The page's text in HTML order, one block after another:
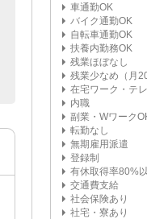
車通勤OK
バイク通勤OK
自転車通勤OK
扶養内勤務OK
残業ほぼなし
残業少なめ（月
在宅ワーク・テ
内職
副業・Wワーク
転勤なし
無期雇用派遣
登録制
有休取得率80%
交通費支給
社会保険あり
社宅・寮あり